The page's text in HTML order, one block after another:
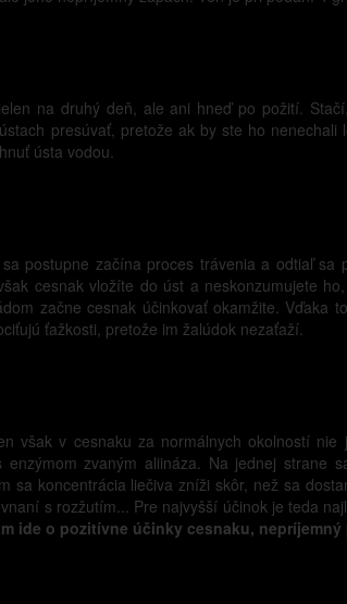
na druhý deň, ale ani hneď po požití.
presúvať, pretože ak by ste ho
ústa vodou.
postupne začína proces trávenia a odtiaľ sa
cesnak vložíte do úst a neskonzumujete
začne cesnak účinkovať okamžite. Vďaka
ťažkosti, pretože im žalúdok nezaťaží.
však v cesnaku za normálnych okolností
zvaným aliináza. Na jednej strane
koncentrácia liečiva zníži skôr, než sa
s rozžutím... Pre najvyšší účinok je teda
ide o pozitívne účinky cesnaku,